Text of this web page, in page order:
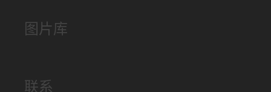
图片库
联系